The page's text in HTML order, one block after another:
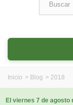
Inicio > Blog > 2018
El viernes 7 de